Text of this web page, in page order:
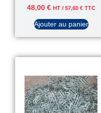
48,00 € HT / 57,60 €TTC
Ajouter au panier